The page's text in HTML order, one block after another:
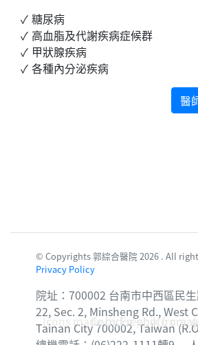
糖尿病
高血脂及代謝疾病症候群
甲狀腺疾病
各種內分泌疾病
醫
© Copyrights 郭綜合醫院 2026 . All
Privacy Policy
院址：700002 台南市中西區民
22, Sec. 2, Minsheng Rd., West
Tainan City 700002, Taiwan
Icons made byFreepikfrom
Corridor photo